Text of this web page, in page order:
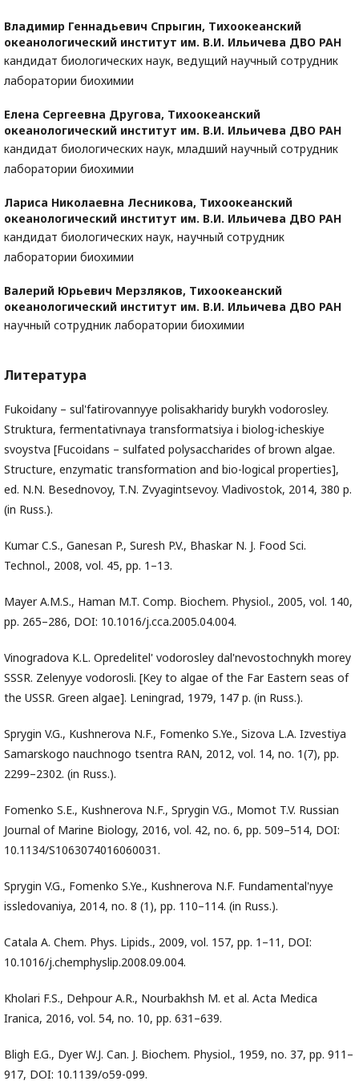
Владимир Геннадьевич Спрыгин, Тихоокеанский
океанологический институт им. В.И. Ильичева ДВО РАН
кандидат биологических наук, ведущий научный сотрудник
лаборатории биохимии
Елена Сергеевна Другова, Тихоокеанский
океанологический институт им. В.И. Ильичева ДВО РАН
кандидат биологических наук, младший научный сотрудник
лаборатории биохимии
Лариса Николаевна Лесникова, Тихоокеанский
океанологический институт им. В.И. Ильичева ДВО РАН
кандидат биологических наук, научный сотрудник
лаборатории биохимии
Валерий Юрьевич Мерзляков, Тихоокеанский
океанологический институт им. В.И. Ильичева ДВО РАН
научный сотрудник лаборатории биохимии
Литература
Fukoidany – sul'fatirovannyye polisakharidy burykh vodorosley.
Struktura, fermentativnaya transformatsiya i biolog-icheskiye
svoystva [Fucoidans – sulfated polysaccharides of brown algae.
Structure, enzymatic transformation and bio-logical properties],
ed. N.N. Besednovoy, T.N. Zvyagintsevoy. Vladivostok, 2014, 380 p.
(in Russ.).
Kumar C.S., Ganesan P., Suresh P.V., Bhaskar N. J. Food Sci.
Technol., 2008, vol. 45, pp. 1–13.
Mayer A.M.S., Haman M.T. Comp. Biochem. Physiol., 2005, vol. 140,
pp. 265–286, DOI: 10.1016/j.cca.2005.04.004.
Vinogradova K.L. Opredelitel' vodorosley dal'nevostochnykh morey
SSSR. Zelenyye vodorosli. [Key to algae of the Far Eastern seas of
the USSR. Green algae]. Leningrad, 1979, 147 p. (in Russ.).
Sprygin V.G., Kushnerova N.F., Fomenko S.Ye., Sizova L.A. Izvestiya
Samarskogo nauchnogo tsentra RAN, 2012, vol. 14, no. 1(7), pp.
2299–2302. (in Russ.).
Fomenko S.E., Kushnerova N.F., Sprygin V.G., Momot T.V. Russian
Journal of Marine Biology, 2016, vol. 42, no. 6, pp. 509–514, DOI:
10.1134/S1063074016060031.
Sprygin V.G., Fomenko S.Ye., Kushnerova N.F. Fundamental'nyye
issledovaniya, 2014, no. 8 (1), pp. 110–114. (in Russ.).
Catala A. Chem. Phys. Lipids., 2009, vol. 157, pp. 1–11, DOI:
10.1016/j.chemphyslip.2008.09.004.
Kholari F.S., Dehpour A.R., Nourbakhsh M. et al. Acta Medica
Iranica, 2016, vol. 54, no. 10, pp. 631–639.
Bligh E.G., Dyer W.J. Can. J. Biochem. Physiol., 1959, no. 37, pp. 911–
917, DOI: 10.1139/o59-099.